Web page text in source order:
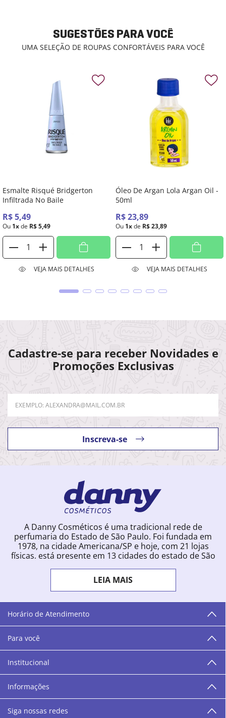
SUGESTÕES PARA VOCÊ
UMA SELEÇÃO DE ROUPAS CONFORTÁVEIS PARA VOCÊ
Esmalte Risqué Bridgerton
Infiltrada No Baile
R$5,49
Ou 1xde R$5,49
VEJA MAIS DETALHES
Óleo De Argan Lola Argan Oil -
50ml
R$23,89
Ou 1xde R$23,89
VEJA MAIS DETALHES
Cadastre-se para receber Novidades e
Promoções Exclusivas
Inscreva-se
A Danny Cosméticos é uma tradicional rede de
perfumaria do Estado de São Paulo. Foi fundada em
1978, na cidade Americana/SP e hoje, com 21 lojas
físicas, está presente em 13 cidades do estado de São
começou a vender para todo o território brasileiro.
Com uma infinidade de marcas e a filosofia de vender
produtos que vão do popular ao luxo, a Danny
Cosméticos mantém parceria com aproximadamente
300 grandes fornecedores e lançamentos diários na
área de beleza. São 12 centros técnicos que oferecem
programação semanal de cursos e encontros.
“O varejo corre nas nossas veias como nossos valores
humanos, éticos e morais. E que o branco e o azul anil,
as cores da Danny Cosméticos, possam continuar
transmitindo paz e harmonia para todos vocês!”
LEIA MAIS
Horário de Atendimento
Para você
Institucional
Informações
Siga nossas redes